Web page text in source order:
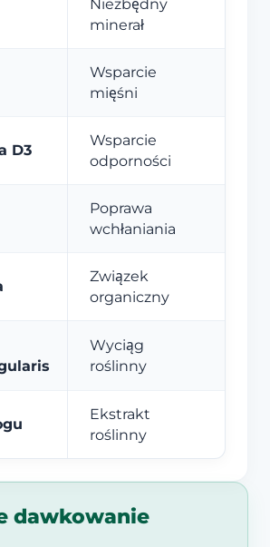
Niezbędny
minerał
Wsparcie
mięśni
D3
Wsparcie
odporności
Poprawa
wchłaniania
Związek
organiczny
Wyciąg
roślinny
Ekstrakt
roślinny
dawkowanie